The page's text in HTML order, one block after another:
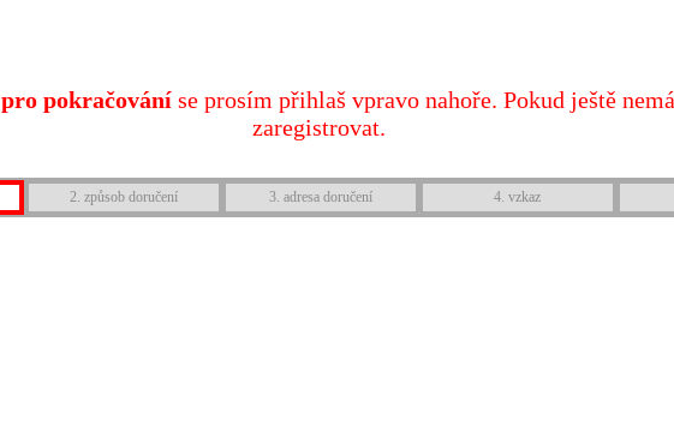
pro pokračování se prosím přihlaš vpravo nahoře. Pokud ještě
zaregistrovat.
2. způsob doručení 3. adresa doručení 4. vzkaz